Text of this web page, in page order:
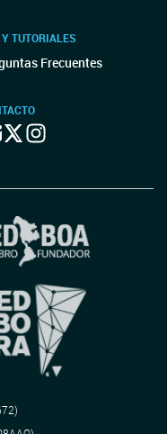
Y TUTORIALES
Frecuentes